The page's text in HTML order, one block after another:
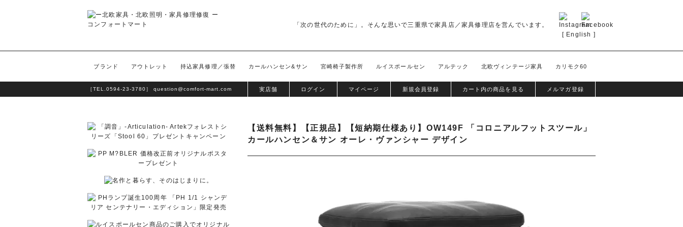
「次の世代のために」。そんな思いで三重県で家具店／家具修理店を営んでいます。
[ English ]
ブランド アウトレット 持込家具修理／張替 カールハンセン&サン 宮崎椅子製作所 ルイスポールセン アルテック 北欧ヴィンテージ家具 カリモク60
［TEL. 0594-23-3780］ question@comfort-mart.com 実店舗 ログイン マイページ 新規会員登録 カート内の商品を見る メルマガ登録
【送料無料】【正規品】【短納期仕様あり】OW149F 「コロニアルフットスツール」
カールハンセン＆サン オーレ・ヴァンシャー デザイン